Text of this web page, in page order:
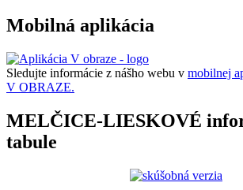
Mobilná aplikácia
Sledujte informácie z nášho webu v mobilnej
V OBRAZE.
MELČICE-LIESKOVÉ
tabule